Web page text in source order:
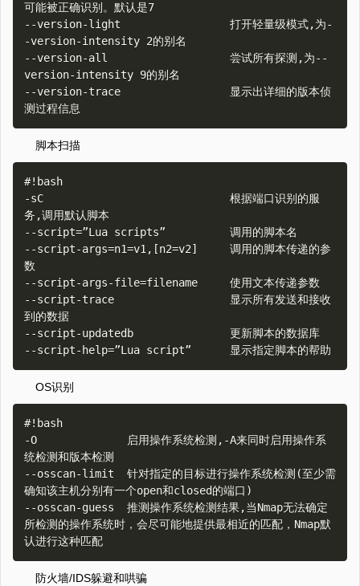
可能被正确识别。默认是7
--version-light                 打开轻量级模式,为-
-version-intensity 2的别名
--version-all                   尝试所有探测,为--
version-intensity 9的别名
--version-trace                 显示出详细的版本侦
脚本扫描
#!bash
-sC                             根据端口识别的服
务,调用默认脚本
--script=”Lua scripts”          调用的脚本名
--script-args=n1=v1,[n2=v2]     调用的脚本传递的参
数
--script-args-file=filename     使用文本传递参数
--script-trace                  显示所有发送和接收
到的数据
--script-updatedb               更新脚本的数据库
OS识别
#!bash
-O              启用操作系统检测,-A来同时启用操作系
统检测和版本检测
--osscan-limit  针对指定的目标进行操作系统检测(至少需
确知该主机分别有一个open和closed的端口)
--osscan-guess  推测操作系统检测结果,当Nmap无法确定
所检测的操作系统时，会尽可能地提供最相近的匹配，Nmap默
防火墙/IDS躲避和哄骗